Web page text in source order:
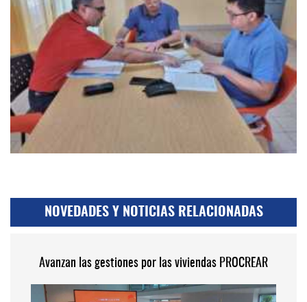
NOVEDADES Y NOTICIAS RELACIONADAS
Avanzan las gestiones por las viviendas PROCREAR